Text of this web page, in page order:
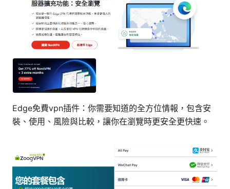
Edge免費vpn插件：你需要知道的全方位情報，包含安
裝、使用、風險與比較，讓你在瀏覽時更安全更快速。